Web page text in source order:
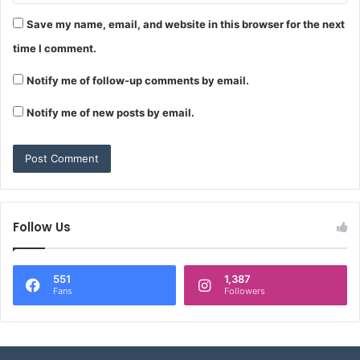
Save my name, email, and website in this browser for the next
time I comment.
Notify me of follow-up comments by email.
Notify me of new posts by email.
Follow Us
551
Fans
1,387
Followers